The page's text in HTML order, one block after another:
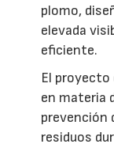
plomo,
elevada
eficiente.
El
en materia
prevención
residuos